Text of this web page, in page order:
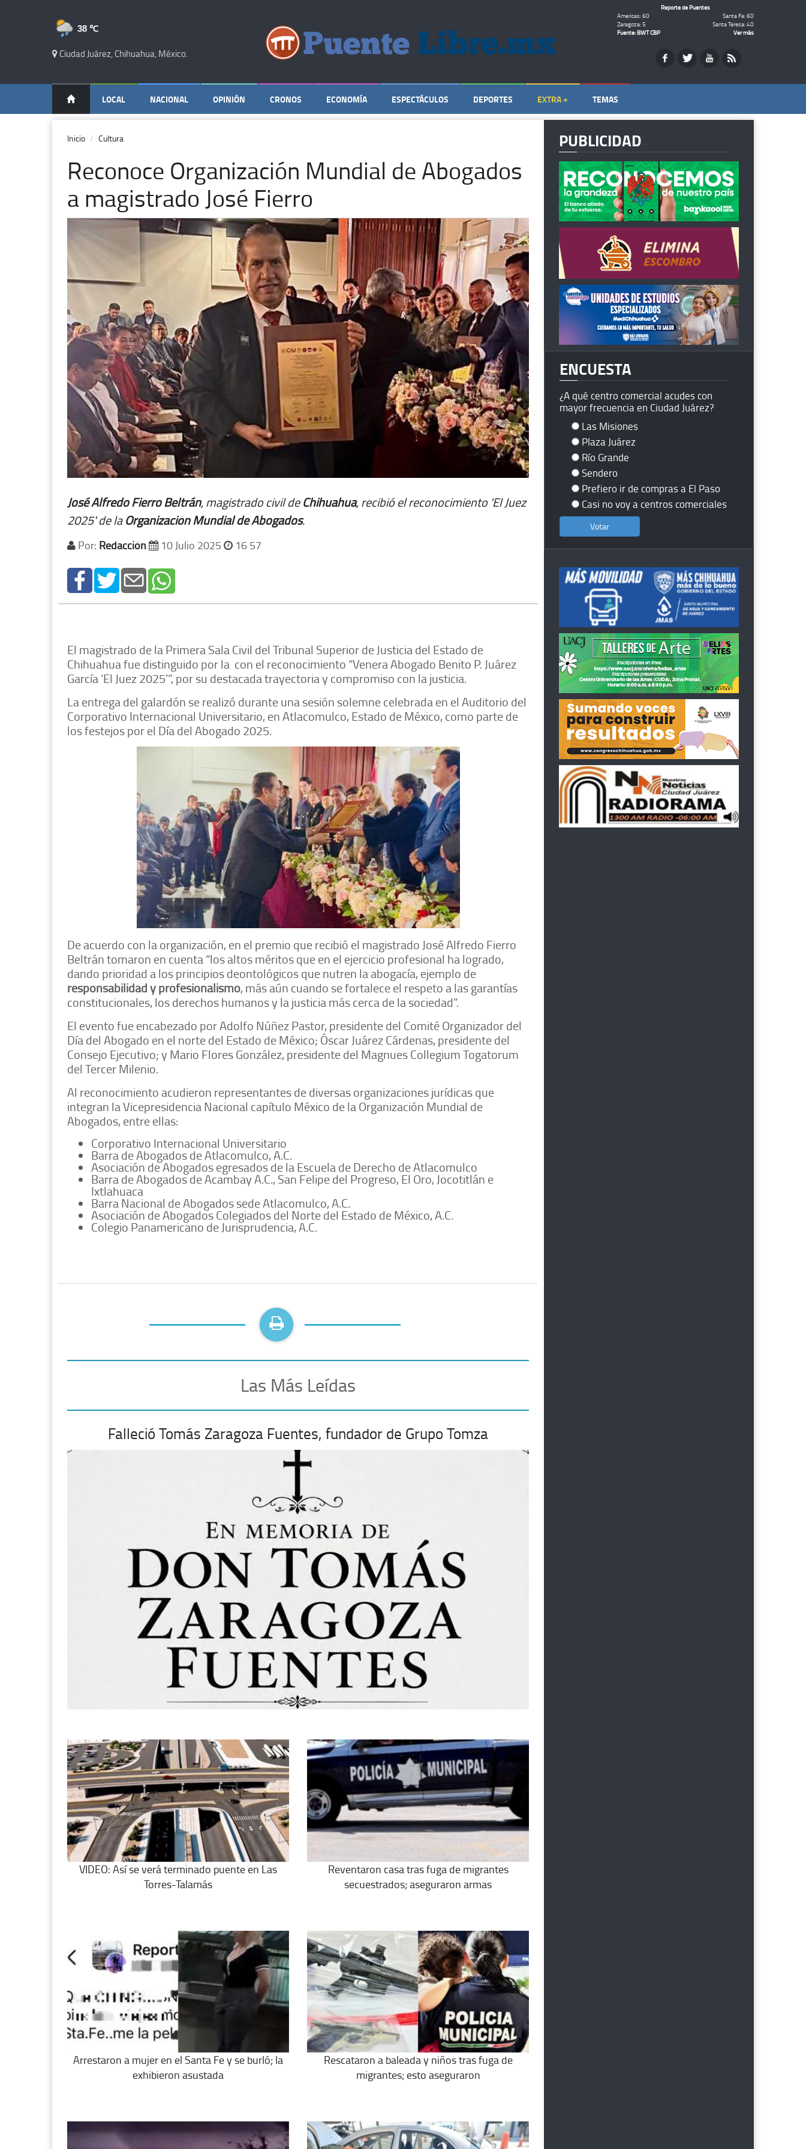
38 ℃
Ciudad Juárez, Chihuahua, México.
Reporte de Puentes
Americas: 60
Santa Fe: 60
Zaragoza: 5
Santa Teresa: 40
Fuente: BWT CBP
Ver más
LOCAL NACIONAL OPINIÓN CRONOS ECONOMÍA ESPECTÁCULOS DEPORTES EXTRA + TEMAS
Inicio Cultura
Reconoce Organización Mundial de Abogados
a magistrado José Fierro
José Alfredo Fierro Beltrán, magistrado civil deChihuahua, recibió el reconocimiento 'El Juez
2025' de laOrganización Mundial de Abogados.
Por: Redacción 10 Julio 2025 16 57
El magistrado de la Primera Sala Civil del Tribunal Superior de Justicia del Estado de
Chihuahua fue distinguido por la con el reconocimiento “Venera Abogado Benito P. Juárez
García ‘El Juez 2025’”, por su destacada trayectoria y compromiso con la justicia.
La entrega del galardón se realizó durante una sesión solemne celebrada en el Auditorio del
Corporativo Internacional Universitario, en Atlacomulco, Estado de México, como parte de
los festejos por el Día del Abogado 2025.
De acuerdo con la organización, en el premio que recibió el magistrado José Alfredo Fierro
Beltrán tomaron en cuenta “los altos méritos que en el ejercicio profesional ha logrado,
dando prioridad a los principios deontológicos que nutren la abogacía, ejemplo de
responsabilidad y profesionalismo, más aún cuando se fortalece el respeto a las garantías
constitucionales, los derechos humanos y la justicia más cerca de la sociedad”.
El evento fue encabezado por Adolfo Núñez Pastor, presidente del Comité Organizador del
Día del Abogado en el norte del Estado de México; Óscar Juárez Cárdenas, presidente del
Consejo Ejecutivo; y Mario Flores González, presidente del Magnues Collegium Togatorum
del Tercer Milenio.
Al reconocimiento acudieron representantes de diversas organizaciones jurídicas que
integran la Vicepresidencia Nacional capítulo México de la Organización Mundial de
Abogados, entre ellas:
Corporativo Internacional Universitario
Barra de Abogados de Atlacomulco, A.C.
Asociación de Abogados egresados de la Escuela de Derecho de Atlacomulco
Barra de Abogados de Acambay A.C., San Felipe del Progreso, El Oro, Jocotitlán e
Ixtlahuaca
Barra Nacional de Abogados sede Atlacomulco, A.C.
Asociación de Abogados Colegiados del Norte del Estado de México, A.C.
Colegio Panamericano de Jurisprudencia, A.C.
Las Más Leídas
Falleció Tomás Zaragoza Fuentes, fundador de Grupo Tomza
VIDEO: Así se verá terminado puente en Las
Torres-Talamás
Reventaron casa tras fuga de migrantes
secuestrados; aseguraron armas
Arrestaron a mujer en el Santa Fe y se burló; la
exhibieron asustada
Rescataron a baleada y niños tras fuga de
migrantes; esto aseguraron
PUBLICIDAD
ENCUESTA
¿A qué centro comercial acudes con
mayor frecuencia en Ciudad Juárez?
Las Misiones
Plaza Juárez
Río Grande
Sendero
Prefiero ir de compras a El Paso
Casi no voy a centros comerciales